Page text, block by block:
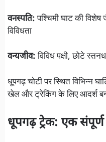
वनस्पति:पश्चिमी घाट की विशेष
विविधता
वन्यजीव:विविध पक्षी, छोटे
धूपगढ़ चोटी पर स्थित विभिन्न
खेल और ट्रेकिंग के लिए आदर्श
धूपगढ़ ट्रेक: एक संपूर्ण